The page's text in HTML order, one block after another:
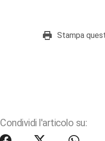
Stampa
Condividi l'articolo su: